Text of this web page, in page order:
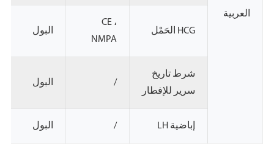
العربية
HCG الحَمْل
CE ،
NMPA
البول
شرط تاريخ
سرير للإفطار
/ البول
إباضية LH / البول